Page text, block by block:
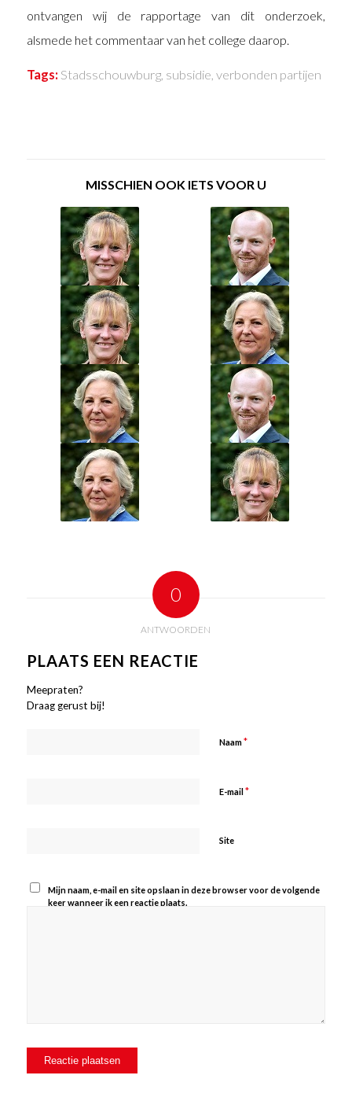
ontvangen wij de rapportage van dit onderzoek,
alsmede het commentaar van het college daarop.
Tags: Stadsschouwburg, subsidie, verbonden partijen
MISSCHIEN OOK IETS VOOR U
0
ANTWOORDEN
PLAATS EEN REACTIE
Meepraten?
Draag gerust bij!
Naam*
E-mail*
Site
Mijn naam, e-mail en site opslaan in deze browser voor de volgende
keer wanneer ik een reactie plaats.